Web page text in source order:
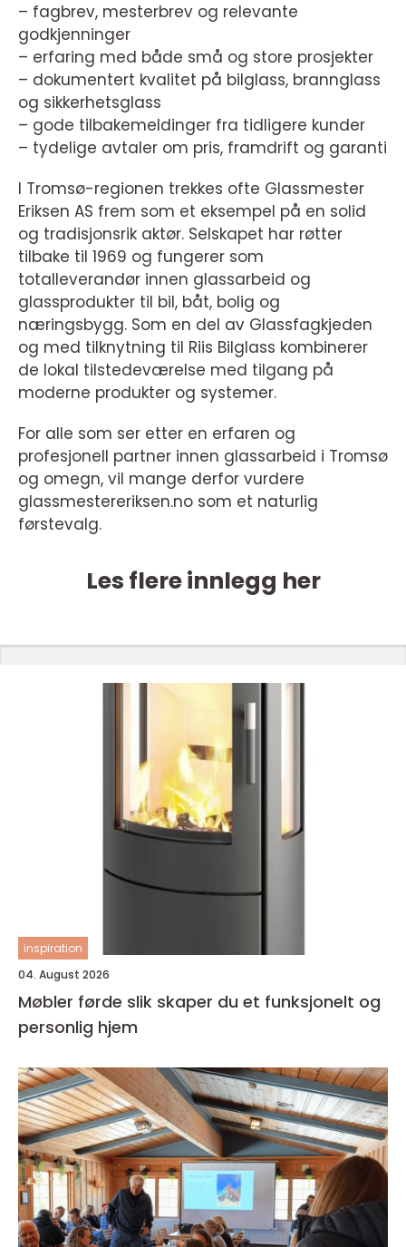
– fagbrev, mesterbrev og relevante
godkjenninger
– erfaring med både små og store prosjekter
– dokumentert kvalitet på bilglass, brannglass
og sikkerhetsglass
– gode tilbakemeldinger fra tidligere kunder
– tydelige avtaler om pris, framdrift og garanti
I Tromsø-regionen trekkes ofte Glassmester
Eriksen AS frem som et eksempel på en solid
og tradisjonsrik aktør. Selskapet har røtter
tilbake til 1969 og fungerer som
totalleverandør innen glassarbeid og
glassprodukter til bil, båt, bolig og
næringsbygg. Som en del av Glassfagkjeden
og med tilknytning til Riis Bilglass kombinerer
de lokal tilstedeværelse med tilgang på
moderne produkter og systemer.
For alle som ser etter en erfaren og
profesjonell partner innen glassarbeid i Tromsø
og omegn, vil mange derfor vurdere
glassmestereriksen.no som et naturlig
førstevalg.
Les flere innlegg her
inspiration
04. August 2026
Møbler førde slik skaper du et funksjonelt og
personlig hjem